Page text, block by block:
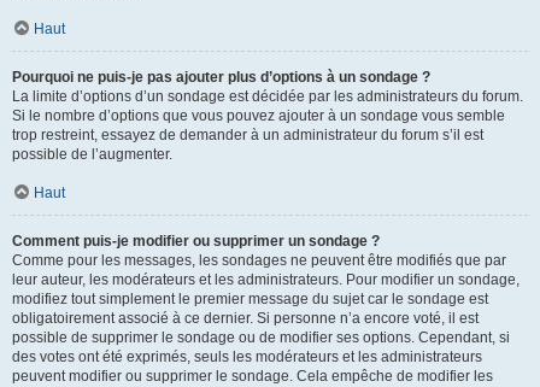
Haut
Pourquoi ne puis-je pas ajouter plus d’options à un sondage ?
La limite d’options d’un sondage est décidée par les administrateurs du forum.
Si le nombre d’options que vous pouvez ajouter à un sondage vous semble
trop restreint, essayez de demander à un administrateur du forum s’il est
possible de l’augmenter.
Haut
Comment puis-je modifier ou supprimer un sondage ?
Comme pour les messages, les sondages ne peuvent être modifiés que par
leur auteur, les modérateurs et les administrateurs. Pour modifier un sondage,
modifiez tout simplement le premier message du sujet car le sondage est
obligatoirement associé à ce dernier. Si personne n’a encore voté, il est
possible de supprimer le sondage ou de modifier ses options. Cependant, si
des votes ont été exprimés, seuls les modérateurs et les administrateurs
peuvent modifier ou supprimer le sondage. Cela empêche de modifier les